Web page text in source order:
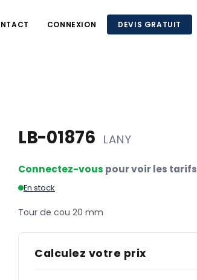
CONNEXION DEVIS GRATUIT
LB-01876 LANY
Connectez-vous pour voir les tarifs
En stock
Tour de cou 20 mm
Calculez votre prix